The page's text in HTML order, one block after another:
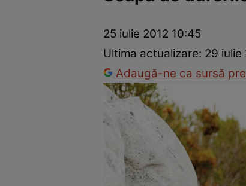
Dezvoltare personalăÎngrijire personalăCasă și
25 iulie 2012 10:45
Ultima actualizare: 29
Adaugă-ne ca sursă